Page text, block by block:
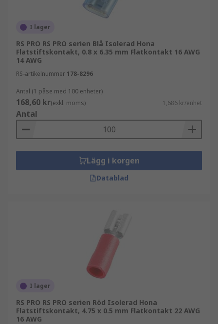
I lager
RS PRO RS PRO serien Blå Isolerad Hona
Flatstiftskontakt, 0.8 x 6.35 mm Flatkontakt 16 AWG
14 AWG
RS-artikelnummer 178-8296
Antal (1 påse med 100 enheter)
168,60 kr(exkl. moms) 1,686 kr/enhet
Antal
Lägg i korgen
Datablad
I lager
RS PRO RS PRO serien Röd Isolerad Hona
Flatstiftskontakt, 4.75 x 0.5 mm Flatkontakt 22 AWG
16 AWG